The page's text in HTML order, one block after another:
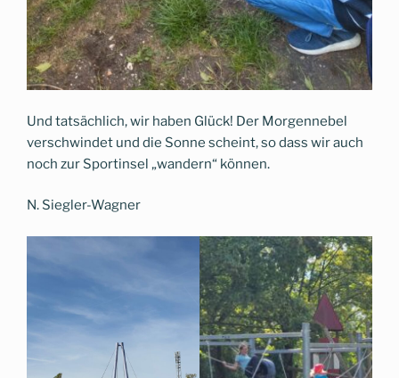
Und tatsächlich, wir haben Glück! Der Morgennebel
verschwindet und die Sonne scheint, so dass wir auch
noch zur Sportinsel „wandern“ können.
N. Siegler-Wagner